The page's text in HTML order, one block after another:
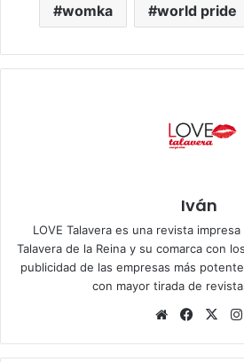
womka world pride
Iván
LOVE Talavera es una revista
Talavera de la Reina y su comarca con
publicidad de las empresas más
con mayor tirada de
Siti
we
Fa
bo
X